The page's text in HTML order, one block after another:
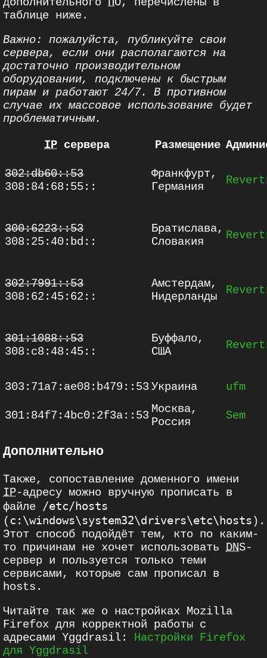
таблице ниже.
Важно:
пожалуйста, публикуйте свои
сервера, если они располагаются на
достаточно производительном
оборудовании, подключены к быстрым
пирам и работают 24/7. В противном
случае их массовое использование будет
проблематичным.
IP сервера Размещение
302:db60::53
308:84:68:55::
Франкфурт,
Германия
300:6223::53
308:25:40:bd::
Братислава,
Словакия
302:7991::53
308:62:45:62::
Амстердам,
Нидерланды
301:1088::53
308:c8:48:45::
Буффало,
США
303:71a7:ae08:b479::53Украина ufm
301:84f7:4bc0:2f3a::53 Москва,
Россия
Sem
Дополнительно
Также, сопоставление доменного имени
IP-адресу можно вручную прописать в
файле /etc/hosts
(c:\windows\system32\drivers\etc\hosts).
Этот способ подойдёт тем, кто по каким-
то причинам не хочет использовать DNS-
сервер и пользуется только теми
сервисами, которые сам прописал в
hosts.
Читайте так же о настройках Mozilla
Firefox для корректной работы с
адресами Yggdrasil: Настройки Firefox
для Yggdrasil